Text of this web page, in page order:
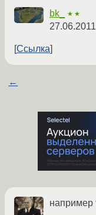
bk_ ★★
Ссылка
←
например